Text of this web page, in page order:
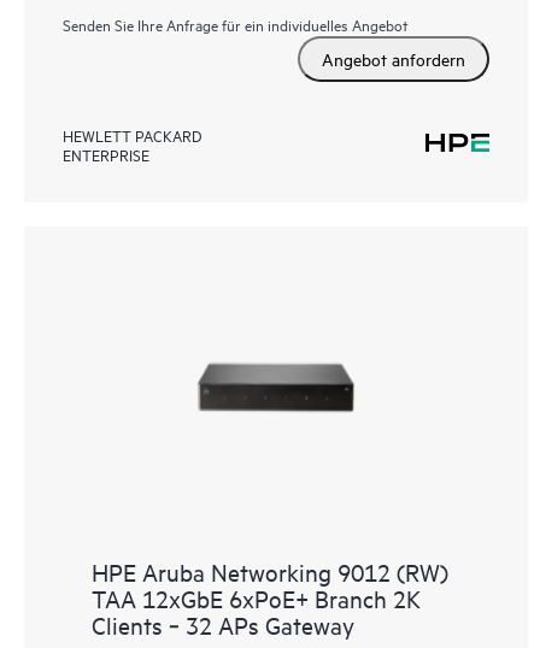
Senden Sie Ihre Anfrage für ein individuelles Angebot
Angebot anfordern
HEWLETT PACKARD
ENTERPRISE
HPE Aruba Networking 9012 (RW)
TAA 12xGbE 6xPoE+ Branch 2K
Clients ‑ 32 APs Gateway